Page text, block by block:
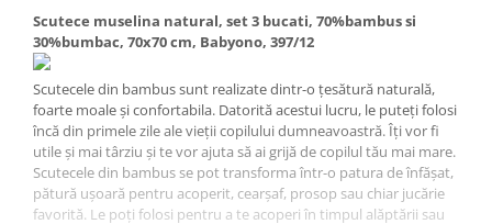
Scutece muselina natural, set 3 bucati, 70%bambus si
30%bumbac, 70x70 cm, Babyono, 397/12
Scutecele din bambus sunt realizate dintr-o țesătură naturală,
foarte moale și confortabila. Datorită acestui lucru, le puteți folosi
încă din primele zile ale vieții copilului dumneavoastră. Îți vor fi
utile și mai târziu și te vor ajuta să ai grijă de copilul tău mai mare.
Scutecele din bambus se pot transforma într-o patura de înfășat,
pătură ușoară pentru acoperit, cearșaf, prosop sau chiar jucărie
favorită. Le poți folosi pentru a te acoperi în timpul alăptării sau